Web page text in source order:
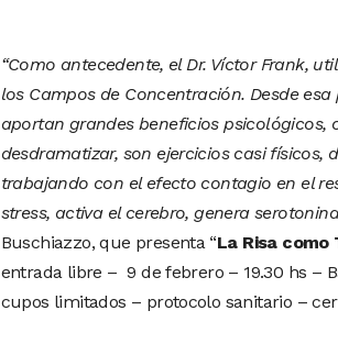
“Como antecedente, el Dr. Víctor Frank,
los Campos de Concentración. Desde
aportan grandes beneficios psicológicos,
desdramatizar, son ejercicios casi
trabajando con el efecto contagio en el
stress, activa el cerebro, genera
Buschiazzo, que presenta “La Risa como
entrada libre – 9 de febrero – 19.30 hs –
cupos limitados – protocolo sanitario –